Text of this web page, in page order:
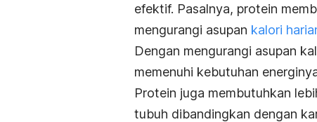
efektif. Pasalnya, protein
mengurangi asupan kalori
Dengan mengurangi asupan
memenuhi kebutuhan
Protein juga membutuhkan
tubuh dibandingkan dengan